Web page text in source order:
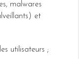
malwares
et
utilisateurs ;